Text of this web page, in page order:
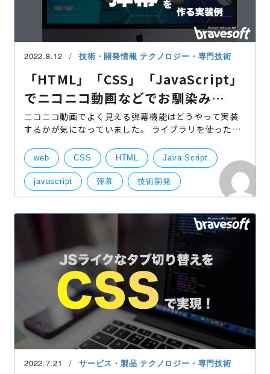
2022.8.12 技術・開発情報 テクノロジー・専門技術
「HTML」「CSS」「JavaScript」
でニコニコ動画などでお馴染み
の”弾幕”を作る実装例
ニコニコ動画でよく見える弾幕機能はどうやって実装
するかが気になっていました。 ライブラリを使った
スクもあります。 今回はブログでライブラリとフレー
ムワー
web CSS HTML Java Script
javascript 弾幕 技術開発
2022.7.21 サービス・製品 テクノロジー・専門技術